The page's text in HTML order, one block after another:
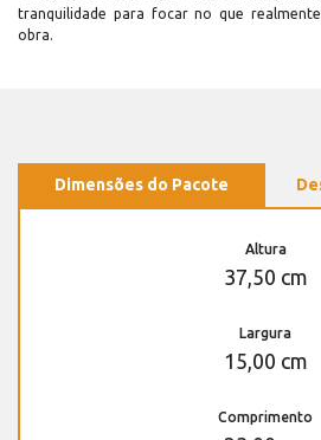
tranquilidade para focar no que
obra.
Dimensões do Pacote
Altura
37,50 cm
Largura
15,00 cm
Comprimento